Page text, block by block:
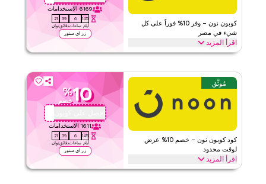
كوبون نون – وفر 10% فوراً على كل
شيء في مصر
اقرأ المزيد
6169 الاستخدامات
145
أيام
6
ساعات
39
دقائق
20
ثوان
زر اي ستور
وفر 10% فوراً مع كود نون هذا على كل شيء. استبدل الآن للحصول على
والمزيد.
الحد الأدنى للطلب
ينطبق على
ويب/تطبيق
الفئات
على مستوى الموقع
مُوثَّق
كود كوبون نون – خصم 10% عرض
لوقت محدود
اقرأ المزيد
10
%
خصم
احصل على كوبون
1611 الاستخدامات
145
أيام
6
ساعات
39
دقائق
20
ثوان
زر اي ستور
احصل على خصم 10% على جميع الفئات مع كود برومو نون محدود الوقت